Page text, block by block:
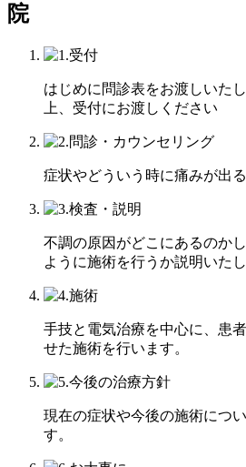
院
はじめに問診表をお渡しいた
上、受付にお渡しください
症状やどういう時に痛みが出
不調の原因がどこにあるのか
ように施術を行うか説明いたし
手技と電気治療を中心に、患
せた施術を行います。
現在の症状や今後の施術につ
す。